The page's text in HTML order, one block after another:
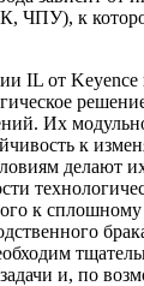
ЧПУ), к
IL от Keyence
Их
к
делают
к
и, по